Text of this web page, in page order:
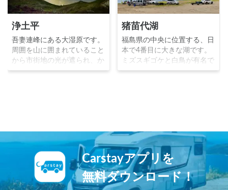
浄土平
吾妻連峰にある大湿原です。
周囲を山に囲まれていること
から市街地の光が遮られ、か
つ空気が清浄な星空観測には
IKEMON750 クリエイティブ
コモンズライセンス（表示
4.0 国際）
https://creativecommons.org/
licenses/by/4.0/
猪苗代湖
福島県の中央に位置する、日
本で4番目に大きな湖です。
ミズスギゴケと白鳥が有名で
天然記念物に指定されていま
Carstayアプリを
無料ダウンロード！